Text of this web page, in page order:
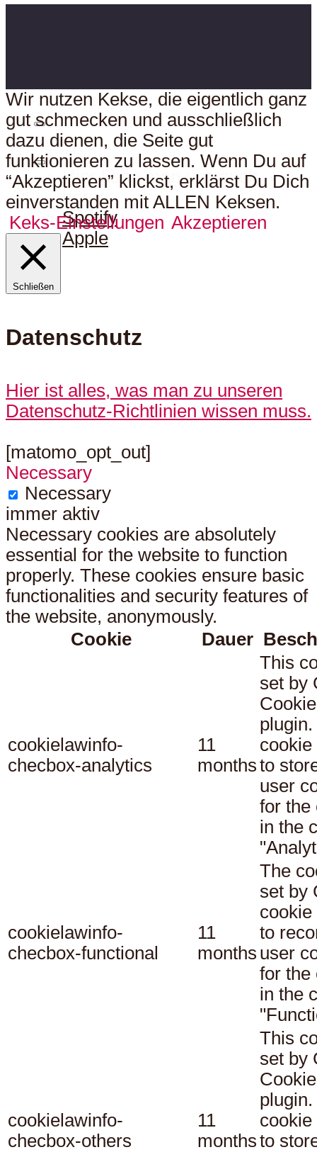
Hier kann man uns auch
hören:
Spotify
Apple
Wir nutzen Kekse, die eigentlich ganz
gut schmecken und ausschließlich
dazu dienen, die Seite gut
funktionieren zu lassen. Wenn Du auf
“Akzeptieren” klickst, erklärst Du Dich
einverstanden mit ALLEN Keksen.
Keks-Einstellungen Akzeptieren
Schließen
Datenschutz
Hier ist alles, was man zu unseren
Datenschutz-Richtlinien wissen muss.
[matomo_opt_out]
Necessary
Necessary
immer aktiv
Necessary cookies are absolutely
essential for the website to function
properly. These cookies ensure basic
functionalities and security features of
the website, anonymously.
Cookie
Dauer
cookielawinfo-
checbox-analytics
11
months
This
set by
cookie
to
user
for the
in the
cookielawinfo-
checbox-functional
11
months
The
set by
cookie
to
user
for the
in the
cookielawinfo-
checbox-others
11
months
This
set by
cookie
to